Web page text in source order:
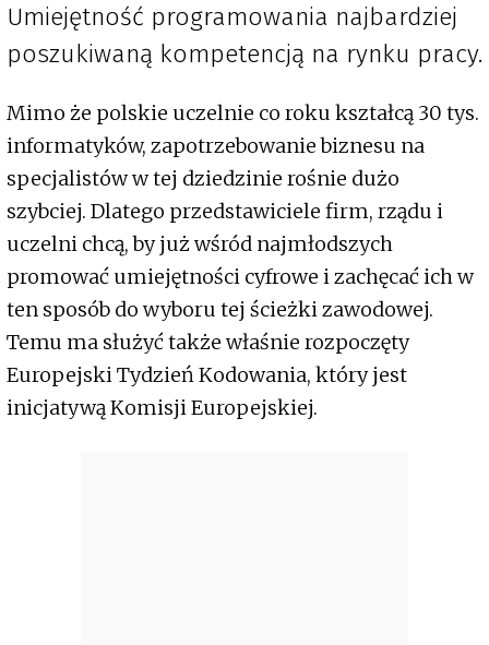
Umiejętność programowania najbardziej
poszukiwaną kompetencją na rynku pracy.
Mimo że polskie uczelnie co roku kształcą 30 tys.
informatyków, zapotrzebowanie biznesu na
specjalistów w tej dziedzinie rośnie dużo
szybciej. Dlatego przedstawiciele firm, rządu i
uczelni chcą, by już wśród najmłodszych
promować umiejętności cyfrowe i zachęcać ich w
ten sposób do wyboru tej ścieżki zawodowej.
Temu ma służyć także właśnie rozpoczęty
Europejski Tydzień Kodowania, który jest
inicjatywą Komisji Europejskiej.